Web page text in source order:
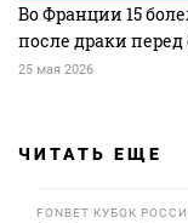
Во Франции 15
после драки
25 мая 2026
ЧИТАТЬ ЕЩЕ
FONBET КУБОК